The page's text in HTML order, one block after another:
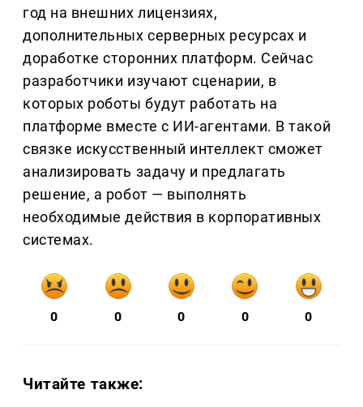
год на внешних лицензиях,
дополнительных серверных ресурсах и
доработке сторонних платформ. Сейчас
разработчики изучают сценарии, в
которых роботы будут работать на
платформе вместе с ИИ-агентами. В такой
связке искусственный интеллект сможет
анализировать задачу и предлагать
решение, а робот — выполнять
необходимые действия в корпоративных
системах.
0 0 0 0 0
Читайте также: